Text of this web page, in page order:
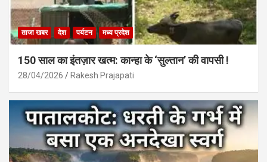
ताजा खबर देश पर्यटन मध्य प्रदेश
150 साल का इंतज़ार खत्म: कान्हा के ‘सुल्तान’ की वापसी !
28/04/2026 Rakesh Prajapati